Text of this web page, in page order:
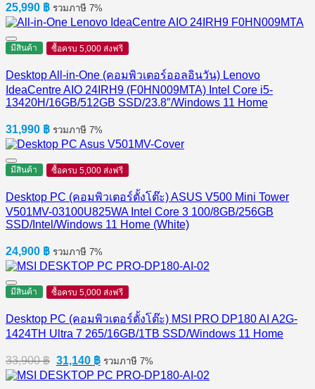
25,990 ฿ รวมภาษี 7%
มีสินค้า ซื้อครบ 5,000 ส่งฟรี
Desktop All-in-One (คอมพิวเตอร์ออลอินวัน) Lenovo
IdeaCentre AIO 24IRH9 (F0HN009MTA) Intel Core i5-
13420H/16GB/512GB SSD/23.8″/Windows 11 Home
31,990 ฿ รวมภาษี 7%
มีสินค้า ซื้อครบ 5,000 ส่งฟรี
Desktop PC (คอมพิวเตอร์ตั้งโต๊ะ) ASUS V500 Mini Tower
V501MV-03100U825WA Intel Core 3 100/8GB/256GB
SSD/Intel/Windows 11 Home (White)
24,900 ฿ รวมภาษี 7%
มีสินค้า ซื้อครบ 5,000 ส่งฟรี
Desktop PC (คอมพิวเตอร์ตั้งโต๊ะ) MSI PRO DP180 AI A2G-
1424TH Ultra 7 265/16GB/1TB SSD/Windows 11 Home
33,900฿ Original
price
was:
31,140 ฿Current
price
is:
รวมภาษี 7%